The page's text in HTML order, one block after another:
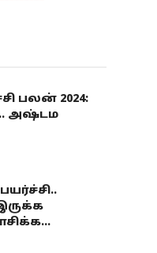
பலன் 2024:
அஷ்டம